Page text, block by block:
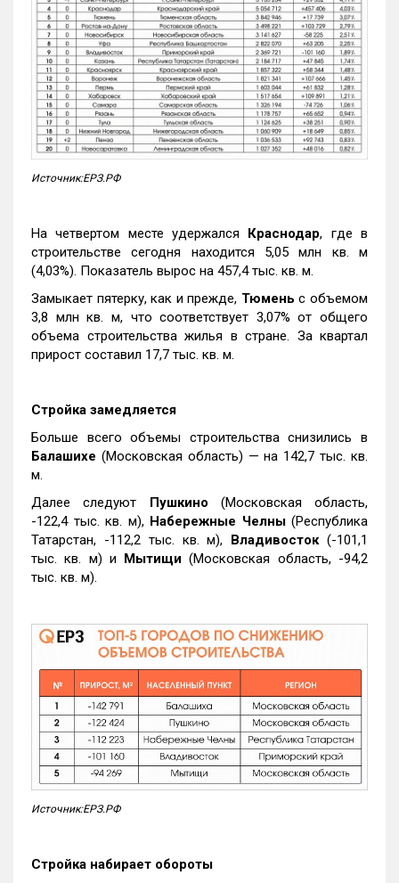
Источник:ЕРЗ.РФ
На четвертом месте удержался Краснодар, где в
строительстве сегодня находится 5,05 млн кв. м
(4,03%). Показатель вырос на 457,4 тыс. кв. м.
Замыкает пятерку, как и прежде, Тюмень с объемом
3,8 млн кв. м, что соответствует 3,07% от общего
объема строительства жилья в стране. За квартал
прирост составил 17,7 тыс. кв. м.
Стройка замедляется
Больше всего объемы строительства снизились в
Балашихе (Московская область) — на 142,7 тыс. кв.
м.
Далее следуют Пушкино (Московская область,
-122,4 тыс. кв. м), Набережные Челны(Республика
Татарстан, -112,2 тыс. кв. м), Владивосток(-101,1
тыс. кв. м) и Мытищи (Московская область, -94,2
тыс. кв. м).
Источник:ЕРЗ.РФ
Стройка набирает обороты